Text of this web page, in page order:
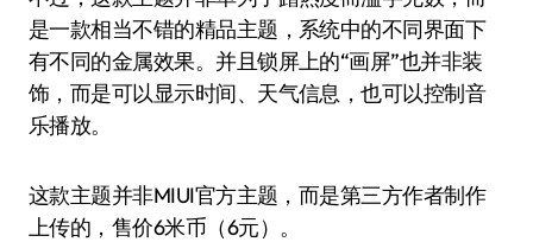
是一款相当不错的精品主题，系统中的不同界面下
有不同的金属效果。并且锁屏上的“画屏”也并非装
饰，而是可以显示时间、天气信息，也可以控制音
乐播放。
这款主题并非MIUI官方主题，而是第三方作者制作
上传的，售价6米币（6元）。